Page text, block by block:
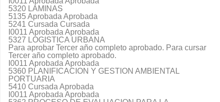
5320 LAMINAS
5135 Aprobada Aprobada
5241 Cursada Cursada
I0011 Aprobada Aprobada
5327 LOGISTICA URBANA
Para aprobar Tercer año completo aprobado. Para cursar
Tercer año completo aprobado.
I0011 Aprobada Aprobada
5360 PLANIFICACION Y GESTION AMBIENTAL
PORTUARIA
5410 Cursada Aprobada
I0011 Aprobada Aprobada